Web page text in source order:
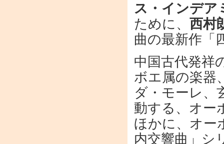
ス・インデア
ために、 西村
曲の最新作「
中国古代発祥
ボエ属の楽器
ダ・モーレ、
動する、オー
ほかに、オー
内交響曲」シ